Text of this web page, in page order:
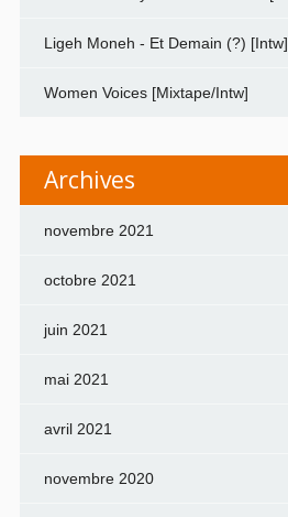
Ligeh Moneh - Et Demain (?) [Intw]
Women Voices [Mixtape/Intw]
Archives
novembre 2021
octobre 2021
juin 2021
mai 2021
avril 2021
novembre 2020